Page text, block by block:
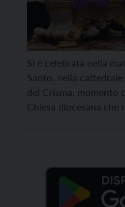
Si è celebrata nella
Santo, nella
del Crisma, momento
Chiesa diocesana che
delle promesse